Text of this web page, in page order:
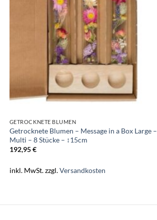
GETROCKNETE BLUMEN
Getrocknete Blumen – Message in a Box Large –
Multi – 8 Stücke – ↕15cm
192,95€
inkl. MwSt.zzgl.Versandkosten